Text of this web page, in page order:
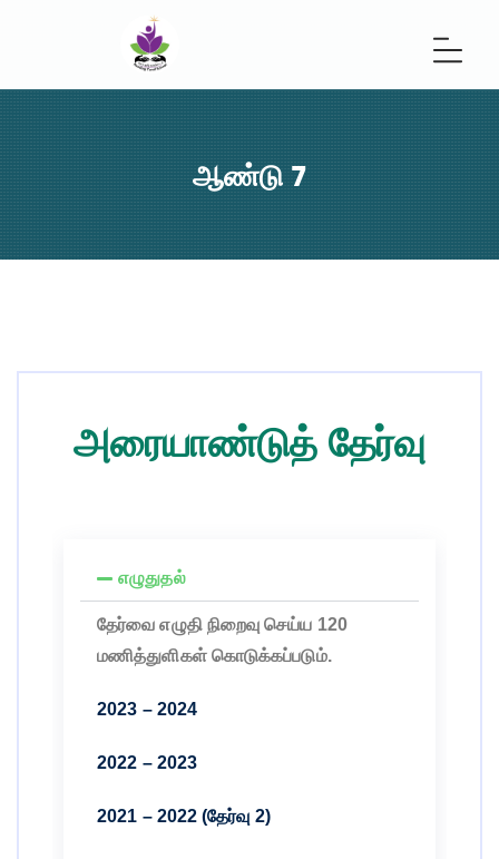
ஆண்டு 7
அரையாண்டுத் தேர்வு
எழுதுதல்
தேர்வை எழுதி நிறைவு செய்ய 120
மணித்துளிகள் கொடுக்கப்படும்.
2023 – 2024
2022 – 2023
2021 – 2022 (தேர்வு 2)